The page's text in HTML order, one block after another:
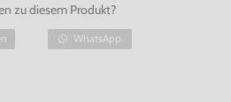
zu diesem Produkt?
WhatsApp